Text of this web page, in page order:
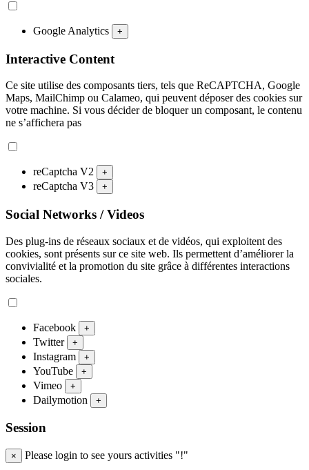
Google Analytics +
Interactive Content
Ce site utilise des composants tiers, tels que ReCAPTCHA, Google
Maps, MailChimp ou Calameo, qui peuvent déposer des cookies sur
votre machine. Si vous décider de bloquer un composant, le contenu
ne s’affichera pas
reCaptcha V2 +
reCaptcha V3 +
Social Networks / Videos
Des plug-ins de réseaux sociaux et de vidéos, qui exploitent des
cookies, sont présents sur ce site web. Ils permettent d’améliorer la
convivialité et la promotion du site grâce à différentes interactions
sociales.
Facebook +
Twitter +
Instagram +
YouTube +
Vimeo +
Dailymotion +
Session
× Please login to see yours activities "!"